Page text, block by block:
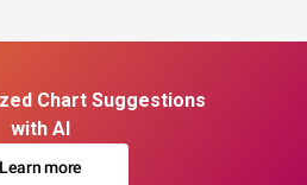
Chart Suggestions
with AI
Learn more